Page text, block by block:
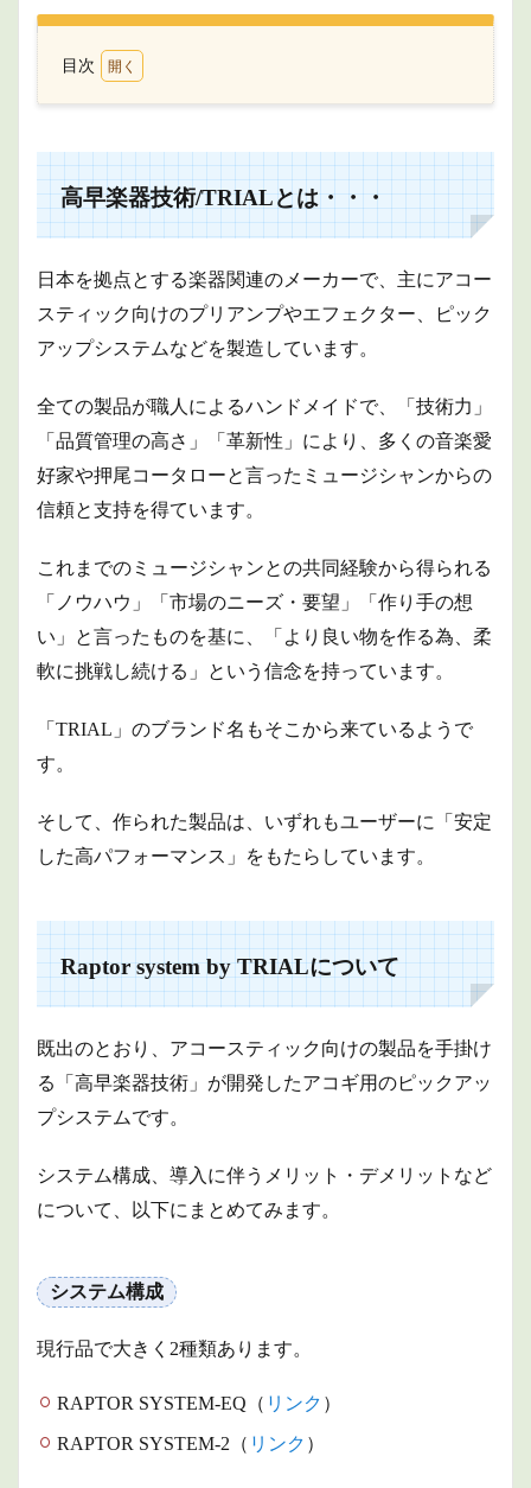
目次
と
は・・・
2
Raptor
system
by
TRIAL
て
シス
テム
構成
製品
2.3
選ぶ
ット
2.3.1
音色の
フィー
ドバッ
ク対策
組み込
易さ
信頼
性・保
守性
2.3.5
リー交
換不要
2.4
リッ
ト
2.4.1
2.4.2
外部プ
高早楽器技術/TRIALとは・・・
日本を拠点とする楽器関連のメーカーで、主にアコー
スティック向けのプリアンプやエフェクター、ピック
アップシステムなどを製造しています。
全ての製品が職人によるハンドメイドで、「技術力」
「品質管理の高さ」「革新性」により、多くの音楽愛
好家や押尾コータローと言ったミュージシャンからの
信頼と支持を得ています。
これまでのミュージシャンとの共同経験から得られる
「ノウハウ」「市場のニーズ・要望」「作り手の想
い」と言ったものを基に、「より良い物を作る為、柔
軟に挑戦し続ける」という信念を持っています。
「TRIAL」のブランド名もそこから来ているようで
す。
そして、作られた製品は、いずれもユーザーに「安定
した高パフォーマンス」をもたらしています。
Raptor system by TRIALについて
既出のとおり、アコースティック向けの製品を手掛け
る「高早楽器技術」が開発したアコギ用のピックアッ
プシステムです。
システム構成、導入に伴うメリット・デメリットなど
について、以下にまとめてみます。
システム構成
現行品で大きく2種類あります。
RAPTOR SYSTEM-EQ（ リンク ）
RAPTOR SYSTEM-2（ リンク ）